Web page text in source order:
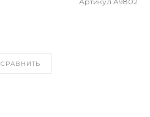
СРАВНИТЬ